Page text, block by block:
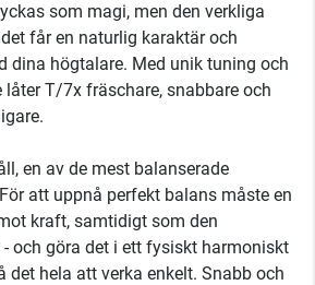
som magi, men den verkliga
får en naturlig karaktär och
dina högtalare. Med unik tuning och
låter T/7x fräschare, snabbare och
en av de mest balanserade
att uppnå perfekt balans måste en
kraft, samtidigt som den
och göra det i ett fysiskt harmoniskt
det hela att verka enkelt. Snabb och